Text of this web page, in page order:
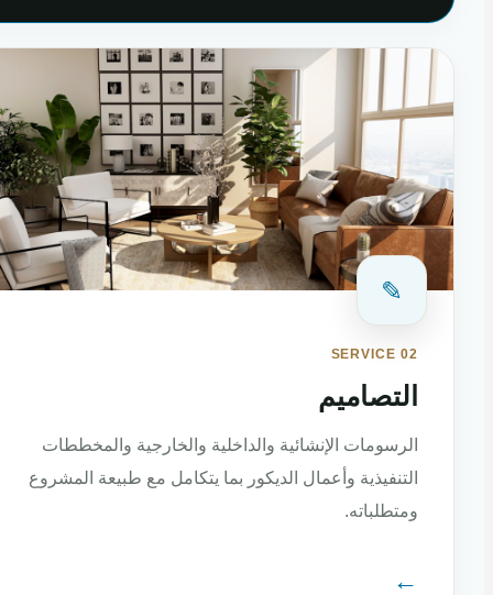
✎
SERVICE 02
التصاميم
الرسومات الإنشائية والداخلية والخارجية والمخططات
التنفيذية وأعمال الديكور بما يتكامل مع طبيعة المشروع
ومتطلباته.